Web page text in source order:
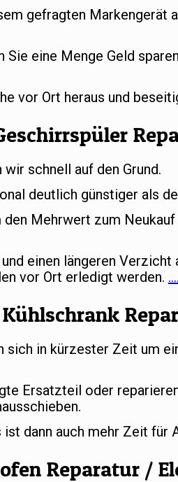
gefragten Markengerät
eine Menge Geld
vor Ort heraus und
schnell auf den Grund.
deutlich günstiger als
Mehrwert zum
einen längeren
vor Ort erledigt werden.
in kürzester Zeit um
Ersatzteil oder
dann auch mehr Zeit für
Reparatur /